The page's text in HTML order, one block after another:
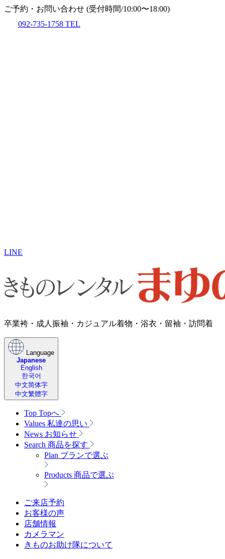
ご予約・お問い合わせ (受付時間/10:00〜18:00)
092-735-1758 TEL
LINE
卒業袴・成人振袖・​カジュアル着物・浴衣・留袖・訪問着
Language
Japanese
English
한국어
中文简体字
中文繁體字
Top Topへ
Values 私達の思い
News お知らせ
Search 商品を探す
Plan プランで選ぶ
Products 商品で選ぶ
ご来店予約
お客様の声
店舗情報
カメラマン
きものお助け隊について